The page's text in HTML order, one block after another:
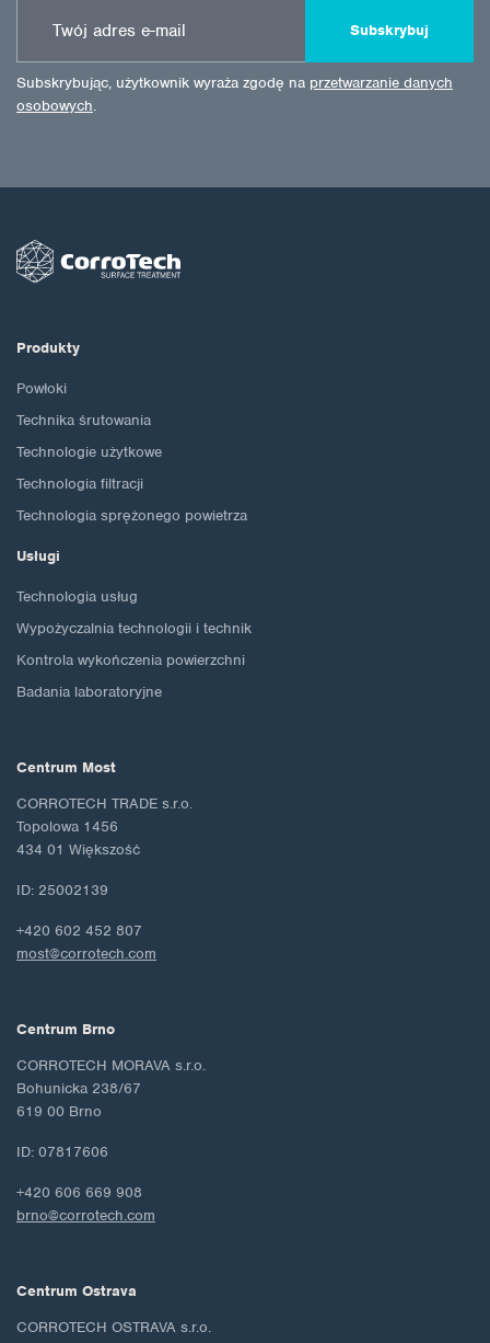
Subskrybuj
Subskrybując, użytkownik wyraża zgodę na przetwarzanie danych
osobowych.
Produkty
Powłoki
Technika śrutowania
Technologie użytkowe
Technologia filtracji
Technologia sprężonego powietrza
Usługi
Technologia usług
Wypożyczalnia technologii i technik
Kontrola wykończenia powierzchni
Badania laboratoryjne
Centrum Most
CORROTECH TRADE s.r.o.
Topolowa 1456
434 01 Większość
ID: 25002139
+420 602 452 807
most@corrotech.com
Centrum Brno
CORROTECH MORAVA s.r.o.
Bohunicka 238/67
619 00 Brno
ID: 07817606
+420 606 669 908
brno@corrotech.com
Centrum Ostrava
CORROTECH OSTRAVA s.r.o.